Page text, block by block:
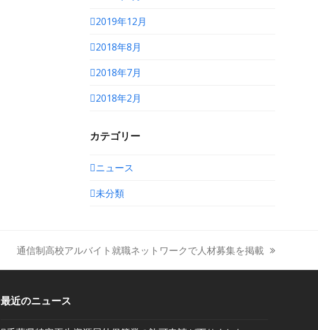
2019年12月
2018年8月
2018年7月
2018年2月
カテゴリー
ニュース
未分類
次
の
稿:
通信制高校アルバイト就職ネットワークで人材募集を掲載
最近のニュース